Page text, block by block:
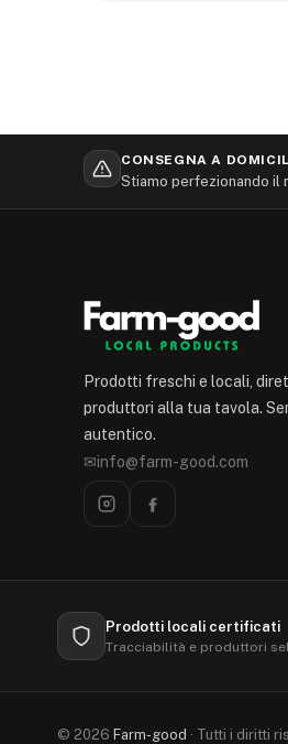
CONSEGNA A
Stiamo perfezionando il
Prodotti freschi e locali,
produttori alla tua tavola.
autentico.
✉info@farm-good.com
Prodotti locali certificati
Tracciabilità e produttori
© 2026 Farm-good · Tutti i diritti